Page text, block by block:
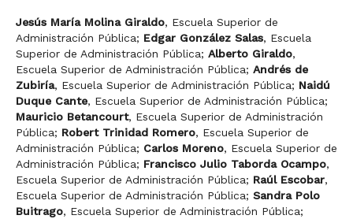
Jesús María Molina Giraldo, Escuela Superior de
Administración Pública; Edgar González Salas, Escuela
Superior de Administración Pública; Alberto Giraldo,
Escuela Superior de Administración Pública; Andrés de
Zubiría, Escuela Superior de Administración Pública; Naidú
Duque Cante, Escuela Superior de Administración Pública;
Mauricio Betancourt, Escuela Superior de Administración
Pública; Robert Trinidad Romero, Escuela Superior de
Administración Pública; Carlos Moreno, Escuela Superior de
Administración Pública; Francisco Julio Taborda Ocampo,
Escuela Superior de Administración Pública; Raúl Escobar,
Escuela Superior de Administración Pública; Sandra Polo
Buitrago, Escuela Superior de Administración Pública;